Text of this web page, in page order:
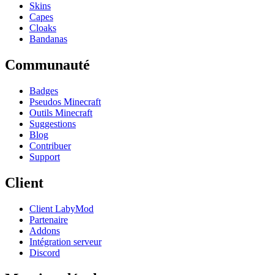
Skins
Capes
Cloaks
Bandanas
Communauté
Badges
Pseudos Minecraft
Outils Minecraft
Suggestions
Blog
Contribuer
Support
Client
Client LabyMod
Partenaire
Addons
Intégration serveur
Discord